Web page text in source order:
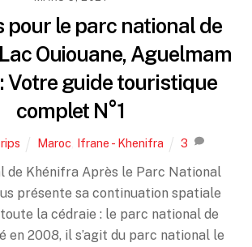
pour le parc national de
Ouiouane, Aguelmam
Votre guide touristique
complet N°1
Maroc Ifrane - Khenifra 3
de Khénifra Après le Parc National
présente sa continuation spatiale
la cédraie : le parc national de
en 2008, il s’agit du parc national le